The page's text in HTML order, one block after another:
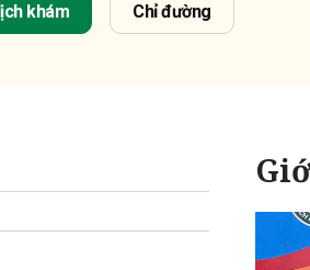
khám Chỉ đường